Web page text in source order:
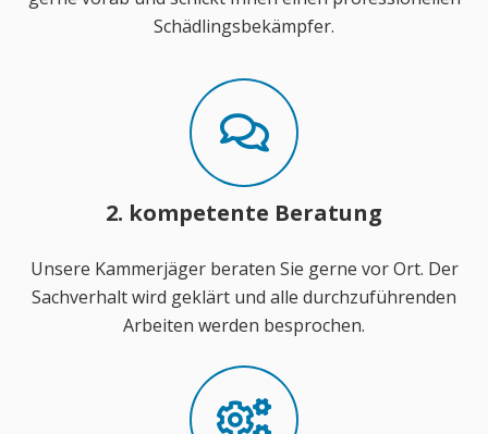
Schädlingsbekämpfer.
2. kompetente Beratung
Unsere Kammerjäger beraten Sie gerne vor Ort. Der
Sachverhalt wird geklärt und alle durchzuführenden
Arbeiten werden besprochen.